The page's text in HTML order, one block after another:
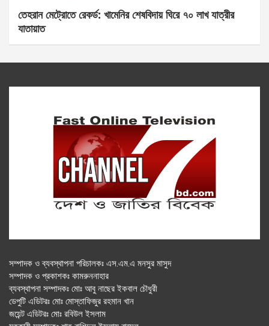
তেহরান মেট্রোতে রেকর্ড: খামেনির শেষবিদায় ঘিরে ৭০ লাখ যাত্রীর
যাতায়াত
সম্পাদক ও ব্যবস্থাপনা পরিচালকঃ এস.এম.এ মনসুর মাসুদ
সম্পাদক ও প্রকাশকঃ কামরুননাহার
ব্যবস্থাপনা সম্পাদকঃ মোঃ আবু নাছের ইকবাল চৌধুরী
ডেপুটি এডিটরঃ মোঃ মোস্তাফিজুর রহমান খান
জয়েন্ট এডিটরঃ মোঃ রবিউল ইসলাম